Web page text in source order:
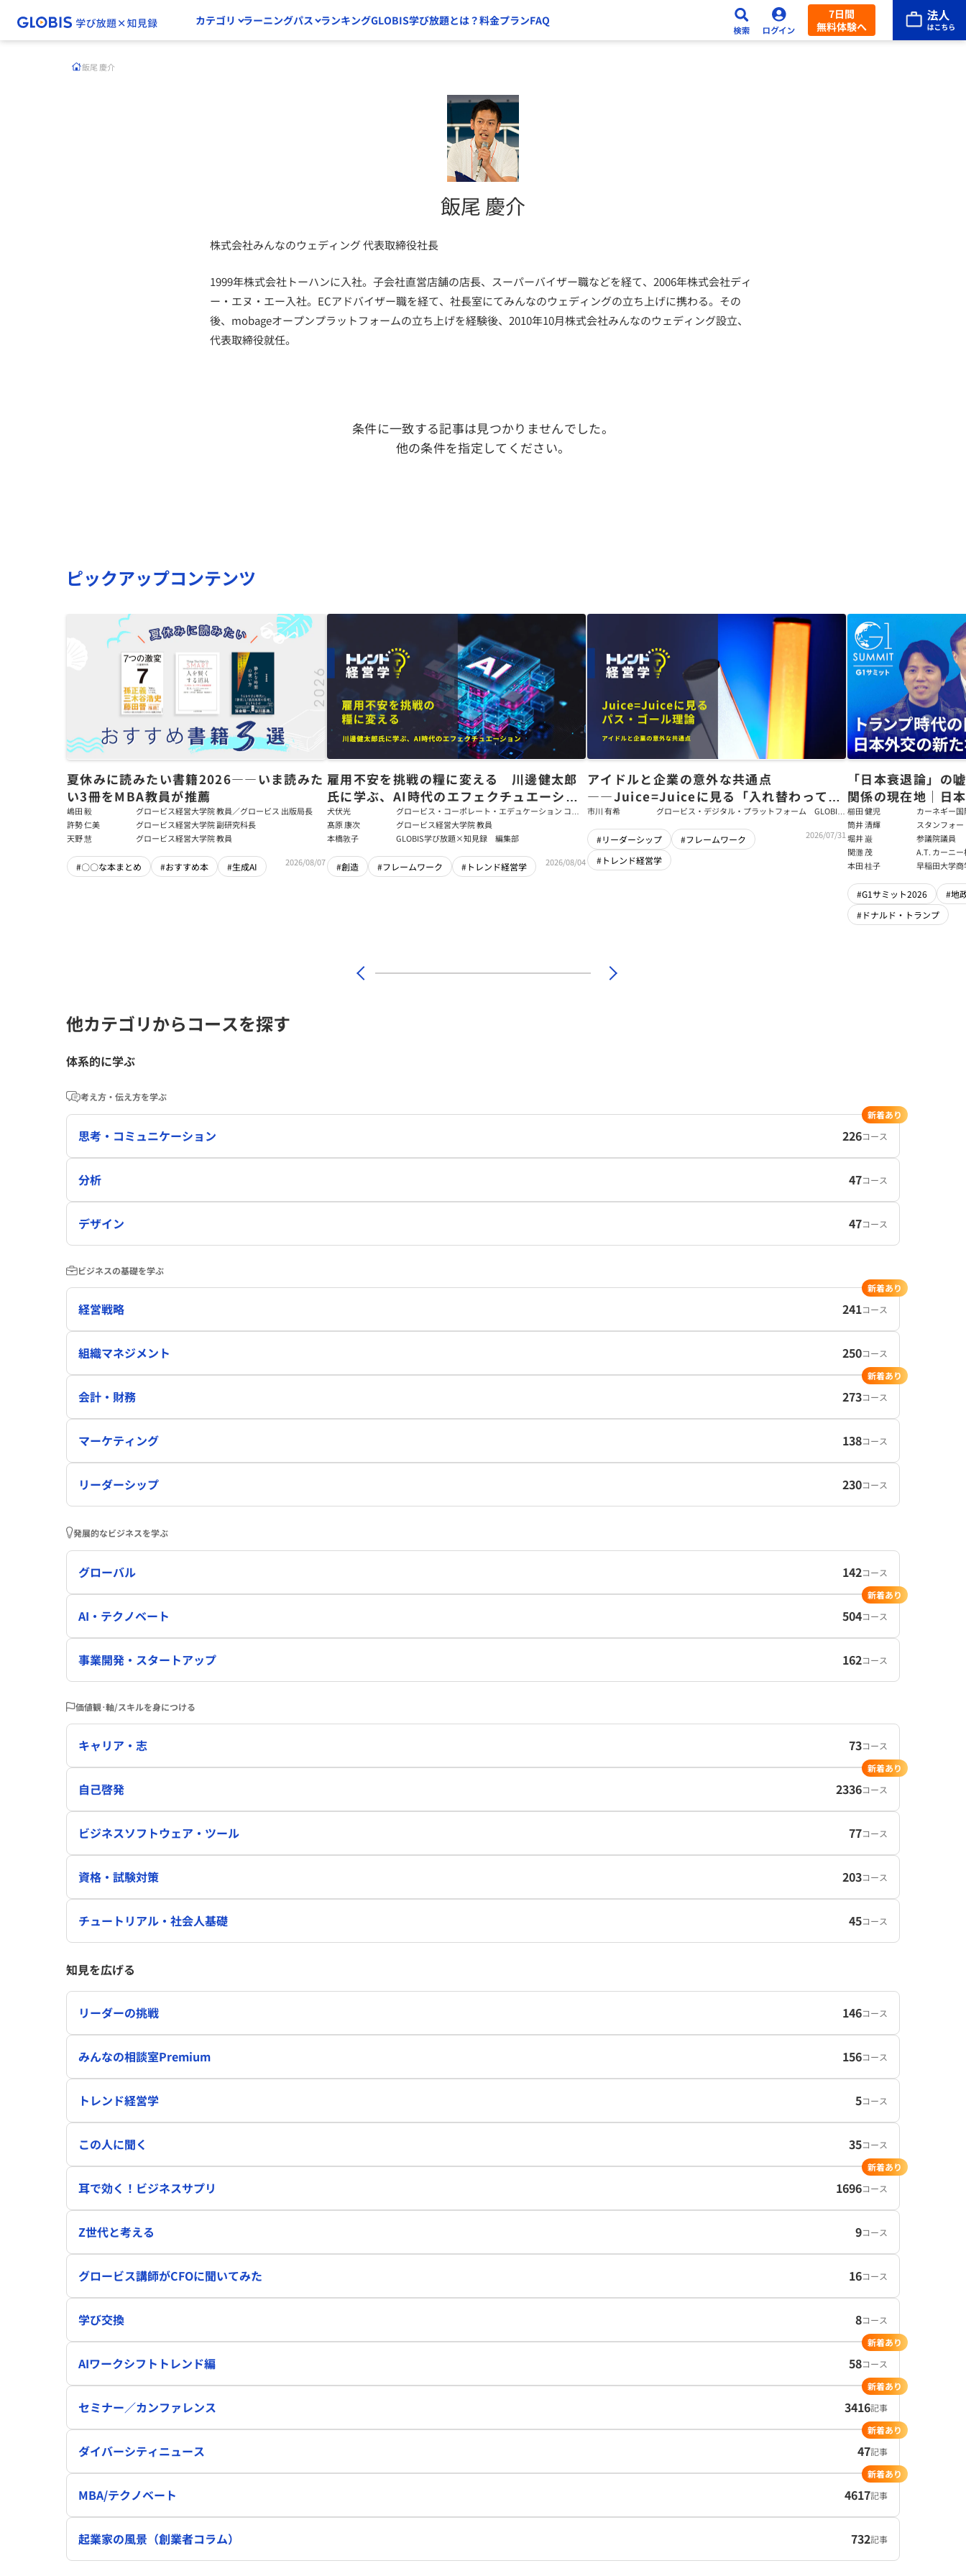
カテゴリ ラーニングパス ランキングGLOBIS学び放題とは？料金プランFAQ
7日間
無料体験へ
飯尾 慶介
飯尾 慶介
株式会社みんなのウェディング 代表取締役社長
1999年株式会社トーハンに入社。子会社直営店舗の店長、スーパーバイザー職などを経て、2006年株式会社ディ
ー・エヌ・エー入社。ECアドバイザー職を経て、社長室にてみんなのウェディングの立ち上げに携わる。その
後、mobageオープンプラットフォームの立ち上げを経験後、2010年10月株式会社みんなのウェディング設立、
代表取締役就任。
条件に一致する記事は見つかりませんでした。
他の条件を指定してください。
ピックアップコンテンツ
夏休みに読みたい書籍2026――いま読みた
い3冊をMBA教員が推薦
嶋田 毅
グロービス経営大学院 教員／グロービス 出版局長
許勢 仁美
グロービス経営大学院 副研究科長
天野 慧
グロービス経営大学院 教員
#〇〇な本まとめ #おすすめ本 #生成AI 2026/08/07
雇用不安を挑戦の糧に変える 川邊健太郎
氏に学ぶ、AI時代のエフェクチュエーショ
ン
犬伏光
グロービス・コーポレート・エデュケーション コー
ポレート・ソリューション・チーム コンサルタント
髙原 康次
グロービス経営大学院 教員
本橋敦子
GLOBIS学び放題×知見録 編集部
#創造 #フレームワーク #トレンド経営学 2026/08/04
アイドルと企業の意外な共通点
――Juice=Juiceに見る「入れ替わっても
強いチーム」をつくるパス・ゴール理論
市川 有希
グロービス・デジタル・プラットフォーム GLOBIS
#リーダーシップ
#フレームワーク
#トレンド経営学
2026/07/31
「日本衰退論」の
関係の現在地｜日
戦略【櫛田健児×
輝】
櫛田 健児
カーネギー
ラムディレ
筒井 清輝
スタンフォ
大学アジア
フェロー
堀井 巌
参議院議員
関灘 茂
A.T. カーニ
本法人会長
本田 桂子 早稲田大学
#G1サミット2026
#地
#ドナルド・トランプ
他カテゴリからコースを探す
体系的に学ぶ
考え方・伝え方を学ぶ
思考・コミュニケーション 226コース
新着あり
分析 47コース
デザイン 47コース
ビジネスの基礎を学ぶ
経営戦略 241コース
新着あり
組織マネジメント 250コース
会計・財務 273コース
新着あり
マーケティング 138コース
リーダーシップ 230コース
発展的なビジネスを学ぶ
グローバル 142コース
AI・テクノベート 504コース
新着あり
事業開発・スタートアップ 162コース
価値観･軸/スキルを身につける
キャリア・志 73コース
自己啓発 2336コース
新着あり
ビジネスソフトウェア・ツール 77コース
資格・試験対策 203コース
チュートリアル・社会人基礎 45コース
知見を広げる
リーダーの挑戦 146コース
みんなの相談室Premium 156コース
トレンド経営学 5コース
この人に聞く 35コース
耳で効く！ビジネスサプリ 1696コース
新着あり
Z世代と考える 9コース
グロービス講師がCFOに聞いてみた 16コース
学び交換 8コース
AIワークシフトトレンド編 58コース
新着あり
セミナー／カンファレンス 3416記事
新着あり
ダイバーシティニュース 47記事
新着あり
MBA/テクノベート 4617記事
新着あり
起業家の風景（創業者コラム） 732記事